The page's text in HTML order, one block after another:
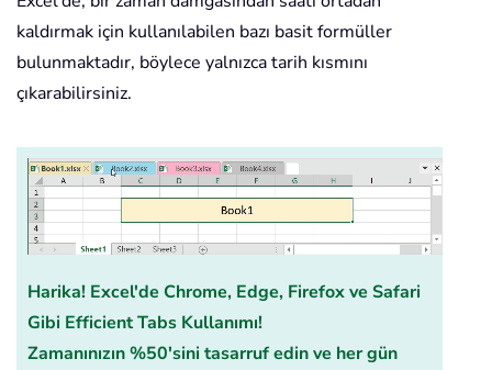
kaldırmak için kullanılabilen bazı basit formüller
bulunmaktadır, böylece yalnızca tarih kısmını
çıkarabilirsiniz.
Harika! Excel'de Chrome, Edge, Firefox ve Safari
Gibi Efficient Tabs Kullanımı!
Zamanınızın %50'sini tasarruf edin ve her gün